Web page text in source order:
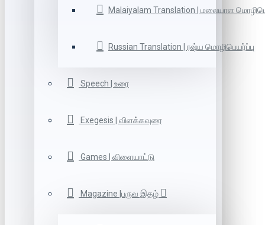
Malaiyalam Translation | மலையாள
Russian Translation | ரஷ்ய மொழிபெயர்ப்பு
Speech | உரை
Exegesis | விளக்கவுரை
Games | விளையாட்டு
Magazine |பருவ இதழ்